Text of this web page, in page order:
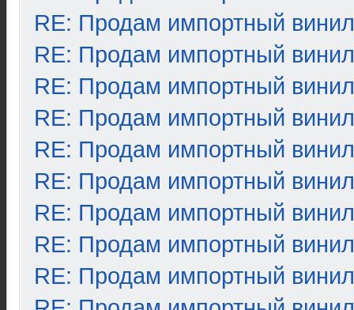
RE: Продам импортный винил
RE: Продам импортный винил
RE: Продам импортный винил
RE: Продам импортный винил
RE: Продам импортный винил
RE: Продам импортный винил
RE: Продам импортный винил
RE: Продам импортный винил
RE: Продам импортный винил